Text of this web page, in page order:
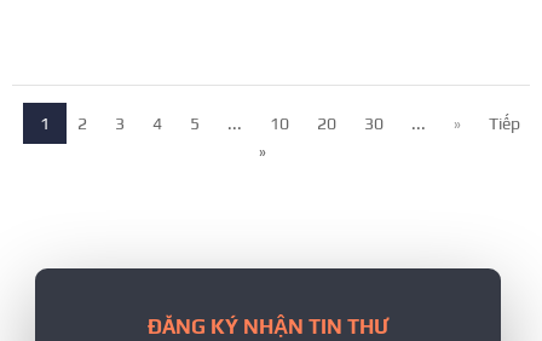
1 2 3 4 5 ... 10 20 30 ... »
Tiếp
»
ĐĂNG KÝ NHẬN TIN THƯ